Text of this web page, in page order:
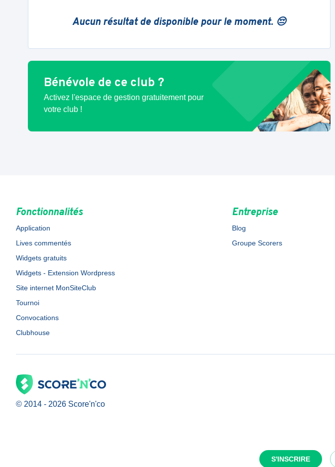
S'INSCRIRE
Aucun résultat de disponible pour le moment. 😔
Bénévole de ce club ?
Activez l'espace de gestion gratuitement pour
votre club !
Fonctionnalités
Application
Lives commentés
Widgets gratuits
Widgets - Extension Wordpress
Site internet MonSiteClub
Tournoi
Convocations
Clubhouse
Entreprise
Blog
Groupe Scorers
© 2014 - 2026 Score'n'co